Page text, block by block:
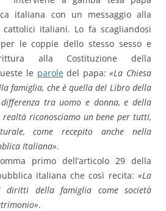
italiana con un messaggio alla
cattolici italiani. Lo fa scagliandosi
le coppie dello stesso sesso e
alla Costituzione della
le paroledel papa:«La Chiesa
famiglia, che è quella del Libro della
differenza tra uomo e donna, e della
realtà riconosciamo un bene per tutti,
come recepito anche nella
Italiana».
primo dell’articolo 29 della
italiana che così recita: «La
i diritti della famiglia come società
.